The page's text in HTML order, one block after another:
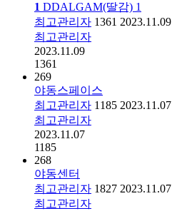
1 DDALGAM(딸감) 1
최고관리자 1361 2023.11.09
최고관리자
2023.11.09
1361
269
야동스페이스
최고관리자 1185 2023.11.07
최고관리자
2023.11.07
1185
268
야동센터
최고관리자 1827 2023.11.07
최고관리자